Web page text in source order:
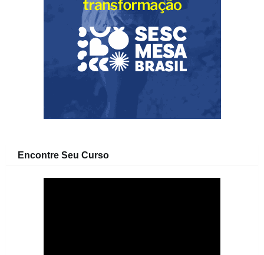
Encontre Seu Curso